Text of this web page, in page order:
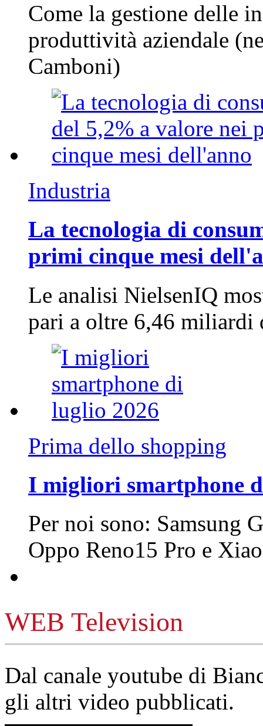
Come la gestione delle
produttività aziendale
Camboni)
Industria
La tecnologia di
primi cinque mesi
Le analisi NielsenIQ
pari a oltre 6,46
Prima dello shopping
I migliori smartphone
Per noi sono: Samsung
Oppo Reno15 Pro e
WEB Television
Dal canale youtube di
gli altri video pubblicati.